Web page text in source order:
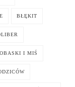
BŁĘKIT
I MIŚ